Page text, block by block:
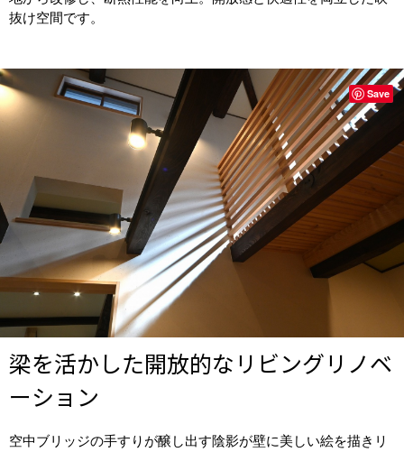
抜け空間です。
梁を活かした開放的なリビングリノベ
ーション
空中ブリッジの手すりが醸し出す陰影が壁に美しい絵を描きリ
Save